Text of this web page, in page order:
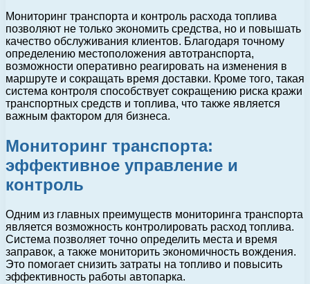
Мониторинг транспорта и контроль расхода топлива
позволяют не только экономить средства, но и повышать
качество обслуживания клиентов. Благодаря точному
определению местоположения автотранспорта,
возможности оперативно реагировать на изменения в
маршруте и сокращать время доставки. Кроме того, такая
система контроля способствует сокращению риска кражи
транспортных средств и топлива, что также является
важным фактором для бизнеса.
Мониторинг транспорта:
эффективное управление и
контроль
Одним из главных преимуществ мониторинга транспорта
является возможность контролировать расход топлива.
Система позволяет точно определить места и время
заправок, а также мониторить экономичность вождения.
Это помогает снизить затраты на топливо и повысить
эффективность работы автопарка.